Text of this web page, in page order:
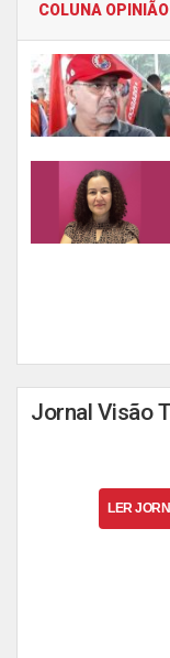
COLUNA OPINIÃO
Jornal Visão
LER